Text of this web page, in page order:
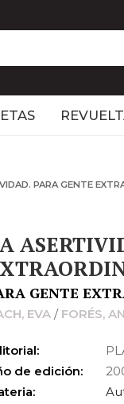
PARA GENTE
GENTE
EVA/ FORÉS,
de edición: